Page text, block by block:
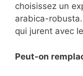
choisissez un
arabica-
qui jurent avec
Peut-on